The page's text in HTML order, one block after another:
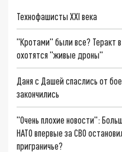
Технофашисты XXI века
"Кротами" были все? Теракт
охотятся "живые дроны"
Даня с Дашей спаслись от
закончились
"Очень плохие новости":
НАТО впервые за СВО
приграничье?